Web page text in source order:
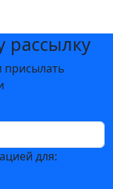
для: